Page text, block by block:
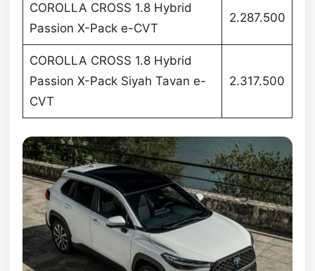
COROLLA CROSS 1.8 Hybrid
Passion X-Pack e-CVT
2.287.500
COROLLA CROSS 1.8 Hybrid
Passion X-Pack Siyah Tavan e-
CVT
2.317.500